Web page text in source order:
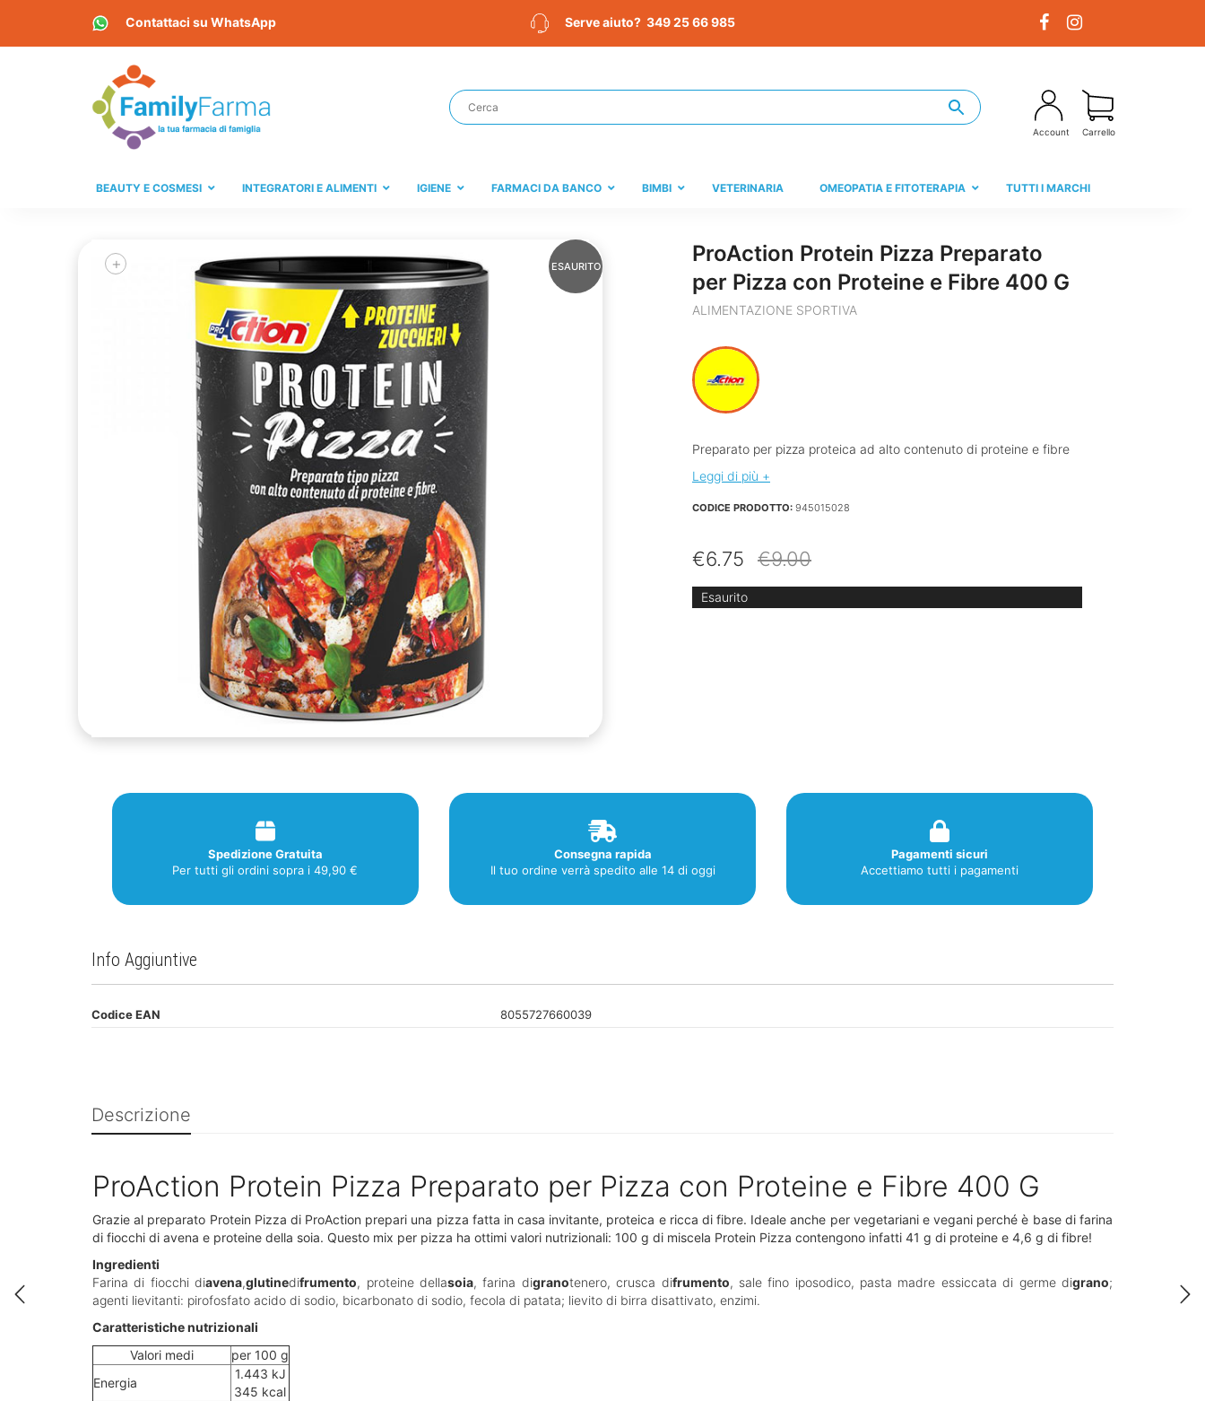
Contattaci su WhatsApp Serve aiuto? 349 25 66 985
Account Carrello
BEAUTY E COSMESI INTEGRATORI E ALIMENTI IGIENE FARMACI DA BANCO BIMBI VETERINARIA OMEOPATIA E FITOTERAPIA TUTTI I MARCHI
ESAURITO
+
ProAction Protein Pizza Preparato
per Pizza con Proteine e Fibre 400 G
ALIMENTAZIONE SPORTIVA
Preparato per pizza proteica ad alto contenuto di proteine e fibre
Leggi di più +
CODICE PRODOTTO: 945015028
€9.00Il
€6.75
Il
Esaurito
Spedizione Gratuita
Per tutti gli ordini sopra i 49,90 €
Consegna rapida
Il tuo ordine verrà spedito alle 14 di oggi
Pagamenti sicuri
Accettiamo tutti i pagamenti
Info Aggiuntive
Codice EAN 8055727660039
Descrizione
ProAction Protein Pizza Preparato per Pizza con Proteine e Fibre 400 G
Grazie al preparato Protein Pizza di ProAction prepari una pizza fatta in casa invitante, proteica e ricca di fibre. Ideale anche per vegetariani e vegani perché è base di farina
di fiocchi di avena e proteine della soia. Questo mix per pizza ha ottimi valori nutrizionali: 100 g di miscela Protein Pizza contengono infatti 41 g di proteine e 4,6 g di fibre!
Ingredienti
Farina di fiocchi diavena,glutinedifrumento, proteine dellasoia, farina digranotenero, crusca difrumento, sale fino iposodico, pasta madre essiccata di germe digrano;
agenti lievitanti: pirofosfato acido di sodio, bicarbonato di sodio, fecola di patata; lievito di birra disattivato, enzimi.
Caratteristiche nutrizionali
Valori medi
per 100 g
Energia
1.443 kJ
345 kcal